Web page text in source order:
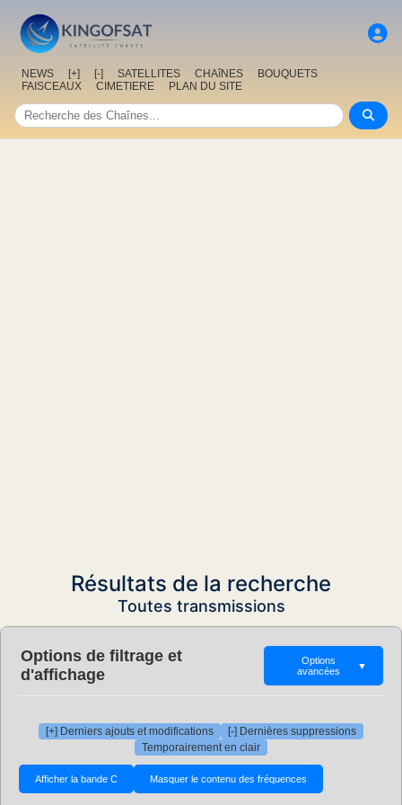
NEWS [+] [-] SATELLITES CHAîNES
BOUQUETS
FAISCEAUX
CIMETIERE PLAN DU SITE
Résultats de la recherche
Toutes transmissions
Options de filtrage et
d'affichage
Options
avancées
▼
[+] Derniers ajouts et modifications
[-] Dernières suppressions
Temporairement en clair